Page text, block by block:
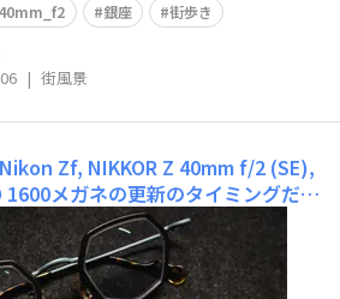
銀座 街歩き
| 街風景
Nikon Zf, NIKKOR Z 40mm f/2 (SE),
メガネの更新のタイミングだっ
思い「単焦点Zシリーズ」レンズを
当は東京の「ニコンメガネ」で作り
的に断念して、県内で最もニコンレ